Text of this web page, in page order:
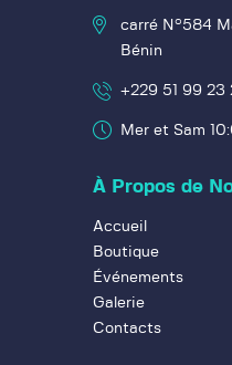
carré N°584
Bénin
+229 51 99 23
Mer et Sam
À Propos de
Accueil
Boutique
Événements
Galerie
Contacts